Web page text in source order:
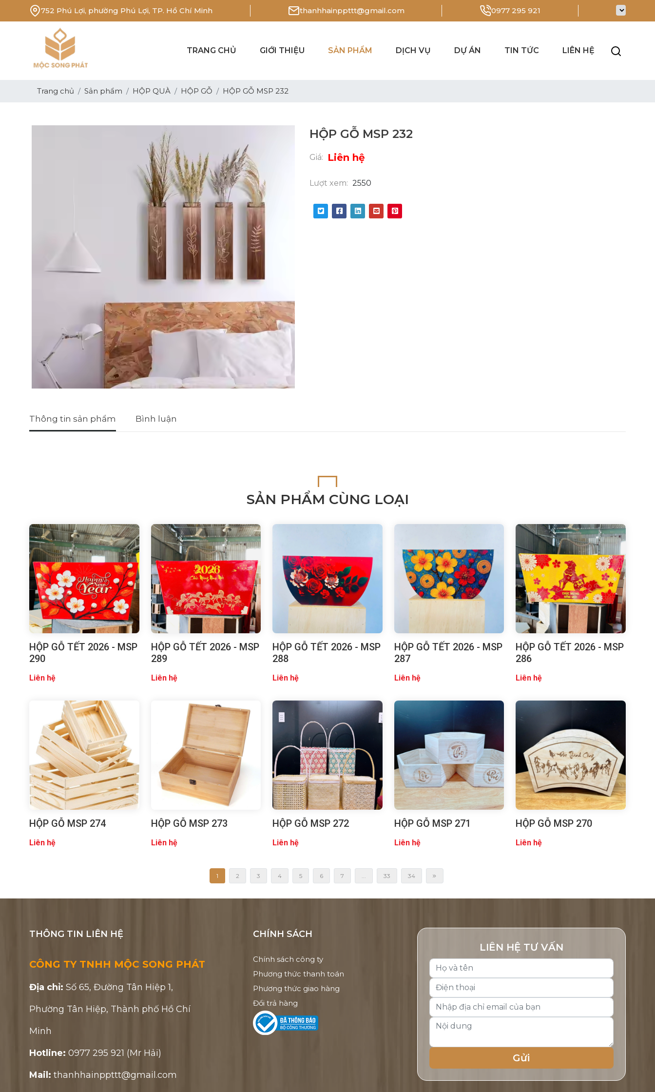
752 Phú Lợi, phường Phú Lợi, TP. Hồ Chí Minh thanhhainppttt@gmail.com 0977 295 921
TRANG CHỦ GIỚI THIỆU SẢN PHẨM DỊCH VỤ DỰ ÁN TIN TỨC LIÊN HỆ
Trang chủ Sản phẩm HỘP QUÀ HỘP GỖ HỘP GỖ MSP 232
HỘP GỖ MSP 232
Giá: Liên hệ
Lượt xem: 2550
Thông tin sản phẩm Bình luận
SẢN PHẨM CÙNG LOẠI
HỘP GỖ TẾT 2026 - MSP
290
Liên hệ
HỘP GỖ TẾT 2026 - MSP
289
Liên hệ
HỘP GỖ TẾT 2026 - MSP
288
Liên hệ
HỘP GỖ TẾT 2026 - MSP
287
Liên hệ
HỘP GỖ TẾT 2026 - MSP
286
Liên hệ
HỘP GỖ MSP 274
Liên hệ
HỘP GỖ MSP 273
Liên hệ
HỘP GỖ MSP 272
Liên hệ
HỘP GỖ MSP 271
Liên hệ
HỘP GỖ MSP 270
Liên hệ
1 2 3 4 5 6 7 33 34
THÔNG TIN LIÊN HỆ
CÔNG TY TNHH MỘC SONG PHÁT
Địa chỉ: Số 65, Đường Tân Hiệp 1,
Phường Tân Hiệp, Thành phố Hồ Chí
Minh
Hotline: 0977 295 921 (Mr Hải)
Mail: thanhhainppttt@gmail.com
CHÍNH SÁCH
Chính sách công ty
Phương thức thanh toán
Phương thức giao hàng
Đổi trả hàng
LIÊN HỆ TƯ VẤN